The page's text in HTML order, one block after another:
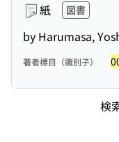
紙 図書
by Harumasa,
著者標目（識別子）
検